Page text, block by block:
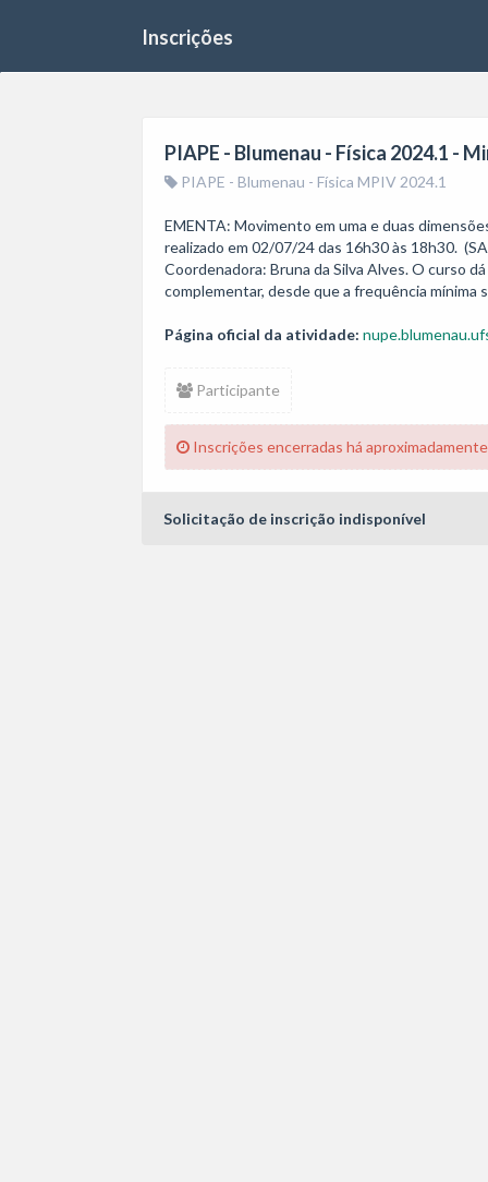
Inscrições
PIAPE - Blumenau - Física 2024.1 -
PIAPE - Blumenau - Física MPIV 2024.1
EMENTA: Movimento em uma e duas
realizado em 02/07/24 das 16h30 às 18h30.
Coordenadora: Bruna da Silva Alves. O curso
Página oficial da atividade:
Participante
Inscrições encerradas há
Solicitação de inscrição indisponível